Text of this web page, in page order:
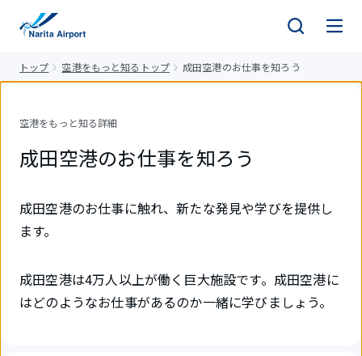
トップ 空港をもっと知るトップ 成田空港のお仕事を知ろう
空港をもっと知る詳細
成田空港のお仕事を知ろう
成田空港のお仕事に触れ、新たな発見や学びを提供し
ます。
成田空港は4万人以上が働く巨大施設です。成田空港に
はどのようなお仕事があるのか一緒に学びましょう。